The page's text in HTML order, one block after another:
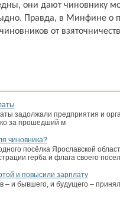
они дают чиновнику
Правда, в Минфине о
от
задолжали предприятия и
за прошедший м
чиновника?
посёлка Ярославской
герба и флага своего
и повысили зарплату
и бывшего, и будущего –